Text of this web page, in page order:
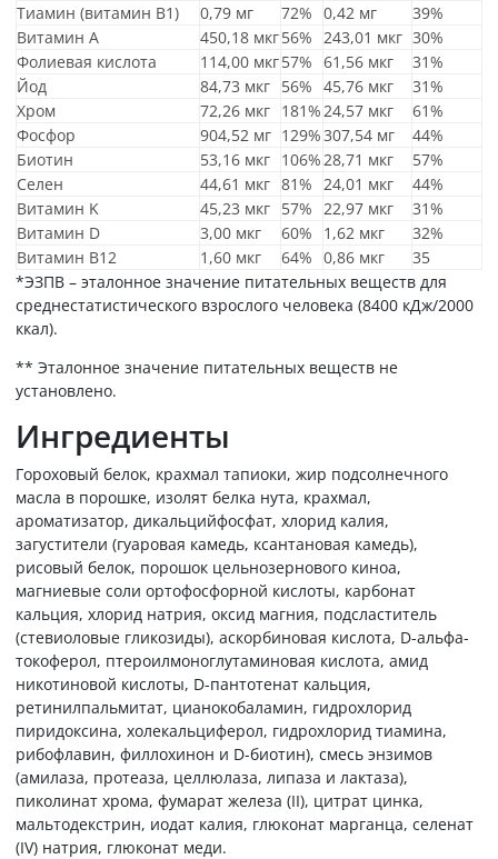
Тиамин (витамин B1)
0,79 мг 72% 0,42 мг
39%
Витамин A
450,18 мкг56% 243,01 мкг 30%
Фолиевая кислота
114,00 мкг57% 61,56 мкг
31%
Йод
84,73 мкг 56% 45,76 мкг
31%
Хром
72,26 мкг 181%24,57 мкг
61%
Фосфор
904,52 мг 129%307,54 мг
44%
Биотин
53,16 мкг 106%28,71 мкг
57%
Селен
44,61 мкг 81% 24,01 мкг
44%
Витамин K
45,23 мкг 57% 22,97 мкг
31%
Витамин D
3,00 мкг 60% 1,62 мкг
32%
Витамин B12
1,60 мкг 64% 0,86 мкг
35
*ЭЗПВ – эталонное значение питательных веществ для
среднестатистического взрослого человека (8400 кДж/2000
ккал).
** Эталонное значение питательных веществ не
установлено.
Ингредиенты
Гороховый белок, крахмал тапиоки, жир подсолнечного
масла в порошке, изолят белка нута, крахмал,
ароматизатор, дикальцийфосфат, хлорид калия,
загустители (гуаровая камедь, ксантановая камедь),
рисовый белок, порошок цельнозернового киноа,
магниевые соли ортофосфорной кислоты, карбонат
кальция, хлорид натрия, оксид магния, подсластитель
(стевиоловые гликозиды), аскорбиновая кислота, D-альфа-
токоферол, птероилмоноглутаминовая кислота, амид
никотиновой кислоты, D-пантотенат кальция,
ретинилпальмитат, цианокобаламин, гидрохлорид
пиридоксина, холекальциферол, гидрохлорид тиамина,
рибофлавин, филлохинон и D-биотин), смесь энзимов
(амилаза, протеаза, целлюлаза, липаза и лактаза),
пиколинат хрома, фумарат железа (II), цитрат цинка,
мальтодекстрин, иодат калия, глюконат марганца, селенат
(IV) натрия, глюконат меди.